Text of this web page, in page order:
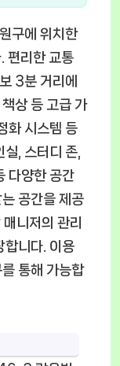
구에 위치한
편리한 교통
3분 거리에
상 등 고급 가
화 시스템 등
, 스터디 존,
다양한 공간
공간을 제공
니저의 관리
합니다. 이용
통해 가능합